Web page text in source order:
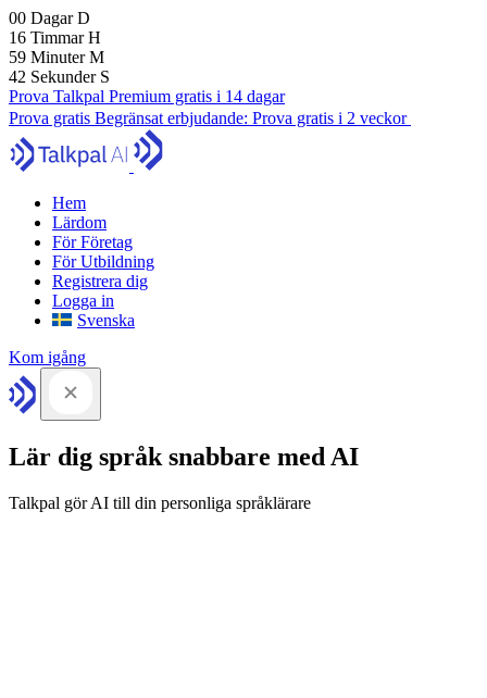
00 DagarD
16 TimmarH
59 MinuterM
41 Sekunder S
Prova Talkpal Premium gratis i 14 dagar
Prova gratis Begränsat erbjudande: Prova gratis i 2 veckor
Hem
Lärdom
För Företag
För Utbildning
Registrera dig
Logga in
Svenska
Kom igång
Lär dig språk snabbare med AI
Talkpal gör AI till din personliga språklärare